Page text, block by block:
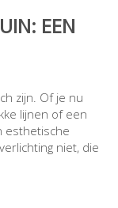
EEN
zijn. Of je nu
lijnen of een
esthetische
niet, die